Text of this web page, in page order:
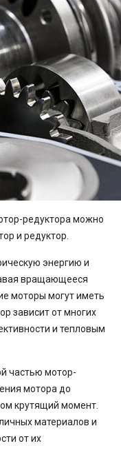
редуктора можно
и редуктор.
энергию и
вращающееся
моторы могут иметь
зависит от многих
и тепловым
частью мотор-
мотора до
крутящий момент.
материалов и
от их